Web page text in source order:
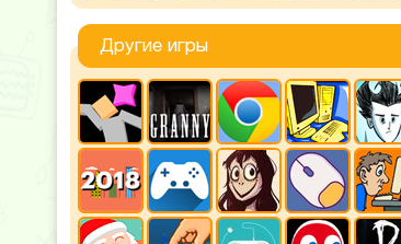
Другие игры